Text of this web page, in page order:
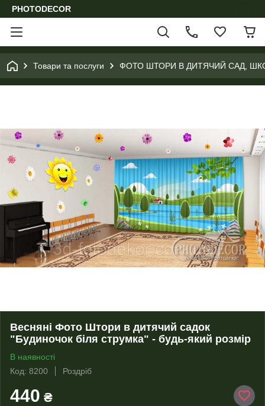
PHOTODECOR
Товари та послуги ФОТО ШТОРИ В ДИТЯЧИЙ САД,
Весняні Фото Штори в дитячий садок
"Будиночок біля струмка" - будь-який розмір
В наявності
Код: 8200
Роздріб
440 ₴